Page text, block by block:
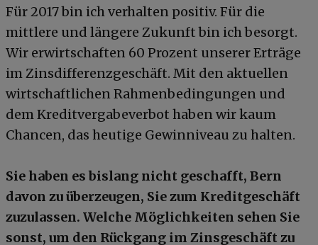
Für 2017 bin ich verhalten positiv. Für die
mittlere und längere Zukunft bin ich besorgt.
Wir erwirtschaften 60 Prozent unserer Erträge
im Zinsdifferenzgeschäft. Mit den aktuellen
wirtschaftlichen Rahmenbedingungen und
dem Kreditvergabeverbot haben wir kaum
Chancen, das heutige Gewinniveau zu halten.
Sie haben es bislang nicht geschafft, Bern
davon zu überzeugen, Sie zum Kreditgeschäft
zuzulassen. Welche Möglichkeiten sehen Sie
sonst, um den Rückgang im Zinsgeschäft zu